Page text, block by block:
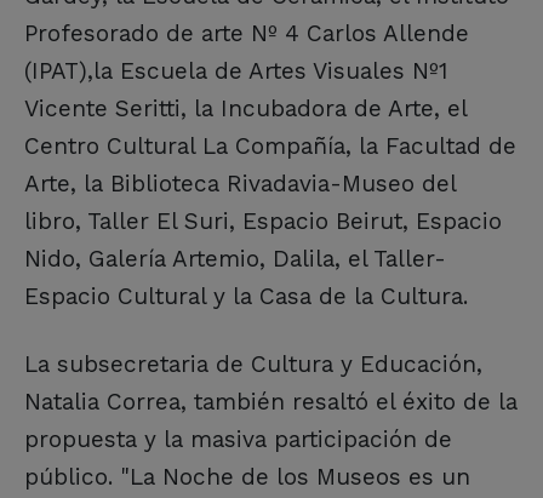
Profesorado de arte Nº 4 Carlos Allende
(IPAT),la Escuela de Artes Visuales Nº1
Vicente Seritti, la Incubadora de Arte, el
Centro Cultural La Compañía, la Facultad de
Arte, la Biblioteca Rivadavia-Museo del
libro, Taller El Suri, Espacio Beirut, Espacio
Nido, Galería Artemio, Dalila, el Taller-
Espacio Cultural y la Casa de la Cultura.
La subsecretaria de Cultura y Educación,
Natalia Correa, también resaltó el éxito de la
propuesta y la masiva participación de
público. "La Noche de los Museos es un